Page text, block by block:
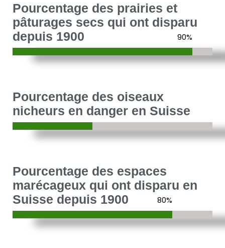
Pourcentage des prairies et
pâturages secs qui ont disparu
depuis 1900
90%
Pourcentage des oiseaux
nicheurs en danger en Suisse
Pourcentage des espaces
marécageux qui ont disparu en
Suisse depuis 1900
80%